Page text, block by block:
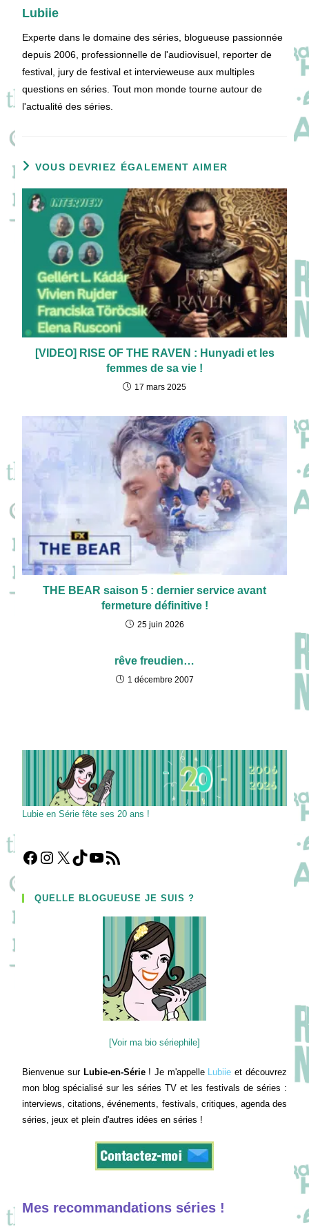
Lubiie
Experte dans le domaine des séries, blogueuse passionnée
depuis 2006, professionnelle de l'audiovisuel, reporter de
festival, jury de festival et intervieweuse aux multiples
questions en séries. Tout mon monde tourne autour de
l'actualité des séries.
VOUS DEVRIEZ ÉGALEMENT AIMER
[VIDEO] RISE OF THE RAVEN : Hunyadi et les
femmes de sa vie !
17 mars 2025
THE BEAR saison 5 : dernier service avant
fermeture définitive !
25 juin 2026
rêve freudien…
1 décembre 2007
Lubie en Série fête ses 20 ans !
Facebook
Instagram
X TikTokYouTube
Flux RSS
QUELLE BLOGUEUSE JE SUIS ?
[Voir ma bio sériephile]
Bienvenue sur Lubie-en-Série! Je m'appelle Lubiie et découvrez
mon blog spécialisé sur les séries TV et les festivals de séries :
interviews, citations, événements, festivals, critiques, agenda des
séries, jeux et plein d'autres idées en séries !
Mes recommandations séries !